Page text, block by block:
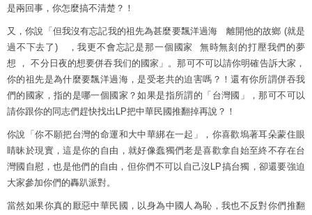
是兩回事，你怎麼搞不清楚？！
又，你說「但我沒有忘記我的祖先為甚麼要飄洋過海 離開他的故鄉 (就是
過不下去了) ，我更不會忘記是那一個國家 無時無刻的打壓我們的夢
想 ， 不分日夜的想要併吞我们的國家」。那可不可以請你明確告訴大家，
你的祖先是為什麼要飄洋過海，是受老共的迫害嗎？！還有你所謂併吞我
們的國家，指的是哪一個國家？如果是指所謂的「台灣國」，那可不可以
請你跟你的同志們趕快找出LP把中華民國推翻掉再說？！
你說「你不願把台灣的命運和大中華綁在一起」，你喜歡塢著耳朵蒙住眼
睛昧於現實，這是你的自由，就好像蠢獨們老是喜歡拿自始至終不存在台
灣國自慰，也是他們的自由，但你們不可以自己沒LP搞台獨，卻還要強迫
大家參加你們的轟趴派對。
當然如果你真的厭惡中華民國，以身為中國人為恥，我也不反對你們推翻